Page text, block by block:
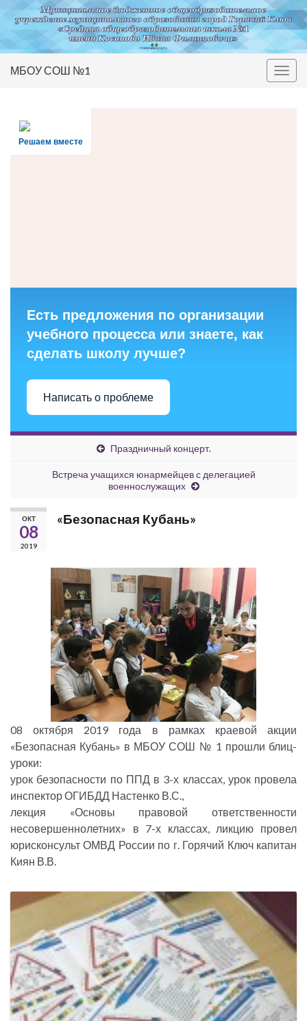
Вкл/
МБОУ СОШ №1
Решаем вместе
Есть предложения по организации
учебного процесса или знаете, как
сделать школу лучше?
Написать о проблеме
Праздничный концерт.
Встреча учащихся юнармейцев с делегацией
военнослужащих
ОКТ
08
2019
«Безопасная Кубань»
08 октября 2019 года в рамках краевой акции
«Безопасная Кубань» в МБОУ СОШ № 1 прошли блиц-
уроки:
урок безопасности по ППД в 3-х классах, урок провела
инспектор ОГИБДД Настенко В.С.,
лекция «Основы правовой ответственности
несовершеннолетних» в 7-х классах, ликцию провел
юрисконсульт ОМВД России по г. Горячий Ключ капитан
Киян В.В.